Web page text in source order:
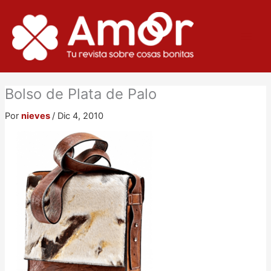
contenido
Bolso de Plata de Palo
Por nieves / Dic 4, 2010